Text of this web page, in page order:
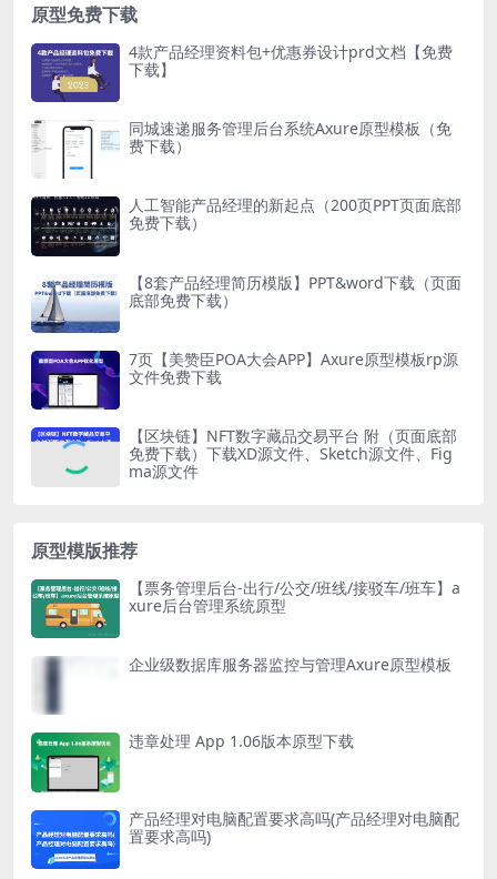
原型免费下载
4款产品经理资料包+优惠券设计prd文档【免费
下载】
同城速递服务管理后台系统Axure原型模板（免
费下载）
人工智能产品经理的新起点（200页PPT页面底部
免费下载）
【8套产品经理简历模版】PPT&word下载（页面
底部免费下载）
7页【美赞臣POA大会APP】Axure原型模板rp源
文件免费下载
【区块链】NFT数字藏品交易平台 附（页面底部
免费下载）下载XD源文件、Sketch源文件、Fig
ma源文件
原型模版推荐
【票务管理后台-出行/公交/班线/接驳车/班车】a
xure后台管理系统原型
企业级数据库服务器监控与管理Axure原型模板
违章处理 App 1.06版本原型下载
产品经理对电脑配置要求高吗(产品经理对电脑配
置要求高吗)